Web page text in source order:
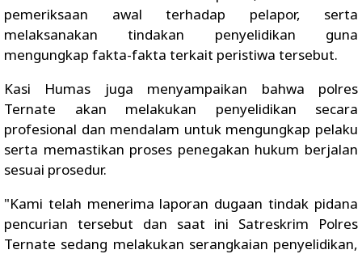
pemeriksaan awal terhadap pelapor, serta
melaksanakan tindakan penyelidikan guna
mengungkap fakta-fakta terkait peristiwa tersebut.
Kasi Humas juga menyampaikan bahwa polres
Ternate akan melakukan penyelidikan secara
profesional dan mendalam untuk mengungkap pelaku
serta memastikan proses penegakan hukum berjalan
sesuai prosedur.
"Kami telah menerima laporan dugaan tindak pidana
pencurian tersebut dan saat ini Satreskrim Polres
Ternate sedang melakukan serangkaian penyelidikan,